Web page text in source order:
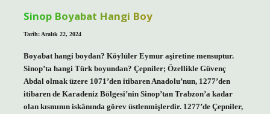
Sinop Boyabat Hangi Boy
Tarih: Aralık 22, 2024
Boyabat hangi boydan? Köylüler Eymur aşiretine mensuptur.
Sinop’ta hangi Türk boyundan? Çepniler; Özellikle Güvenç
Abdal olmak üzere 1071’den itibaren Anadolu’nun, 1277’den
itibaren de Karadeniz Bölgesi’nin Sinop’tan Trabzon’a kadar
olan kısmının iskânında görev üstlenmişlerdir. 1277’de Çepniler,